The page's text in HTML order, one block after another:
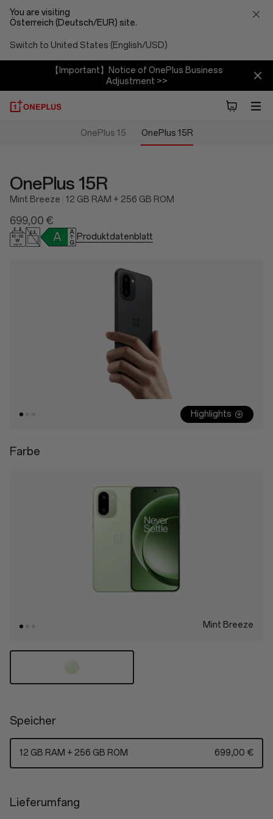
You are visiting
Österreich (Deutsch/EUR) site.
Switch to United States (English/USD)
【Important】Notice of OnePlus Business
Adjustment >>
OnePlus 15 OnePlus 15R
OnePlus 15R
Mint Breeze 12 GB RAM + 256 GB ROM
699,00 €
Produktdatenblatt
Highlights
Farbe
Mint Breeze
Speicher
12 GB RAM + 256 GB ROM 699,00 €
Lieferumfang